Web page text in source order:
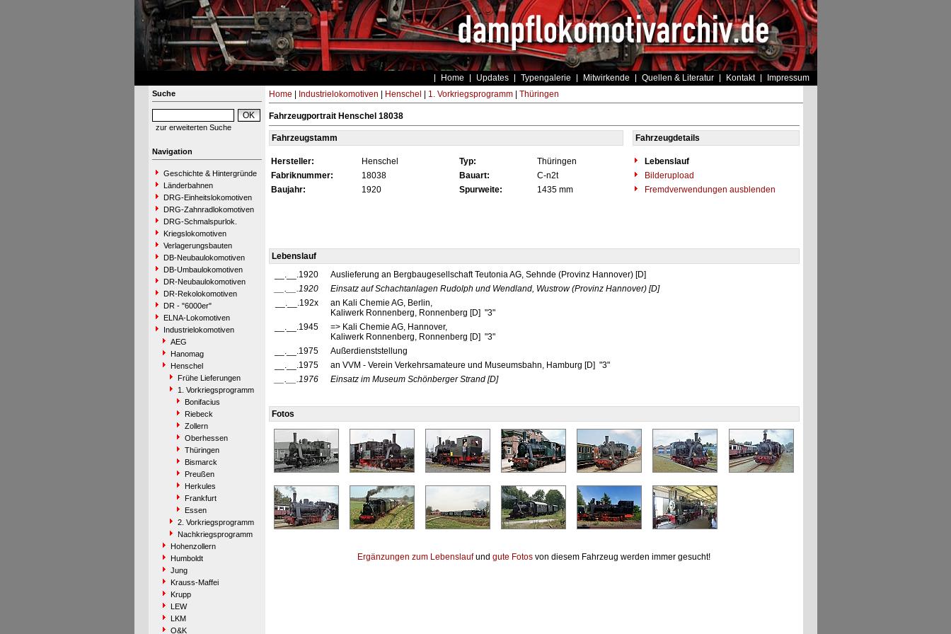
Home Updates Typengalerie Mitwirkende Quellen & Literatur Kontakt Impressum
Suche
zur erweiterten Suche
Navigation
Geschichte & Hintergründe
Länderbahnen
DRG-Einheitslokomotiven
DRG-Zahnradlokomotiven
DRG-Schmalspurlok.
Kriegslokomotiven
Verlagerungsbauten
DB-Neubaulokomotiven
DB-Umbaulokomotiven
DR-Neubaulokomotiven
DR-Rekolokomotiven
DR - "6000er"
ELNA-Lokomotiven
Industrielokomotiven
AEG
Hanomag
Henschel
Frühe Lieferungen
1. Vorkriegsprogramm
Bonifacius
Riebeck
Zollern
Oberhessen
Thüringen
Bismarck
Preußen
Herkules
Frankfurt
Essen
2. Vorkriegsprogramm
Nachkriegsprogramm
Hohenzollern
Humboldt
Jung
Krauss-Maffei
Krupp
LEW
LKM
O&K
Home Industrielokomotiven Henschel 1. Vorkriegsprogramm| Thüringen
Fahrzeugportrait Henschel 18038
Fahrzeugstamm Fahrzeugdetails
Hersteller: Henschel Typ: Thüringen
Lebenslauf
Fabriknummer:
18038 Bauart: C-n2t
Bilderupload
Baujahr:
1920 Spurweite: 1435 mm Fremdverwendungen ausblenden
Lebenslauf
__.__.1920
Auslieferung an Bergbaugesellschaft Teutonia AG, Sehnde (Provinz Hannover) [D]
__.__.1920
Einsatz auf Schachtanlagen Rudolph und Wendland, Wustrow (Provinz Hannover) [D]
__.__.192x
an Kali Chemie AG, Berlin,
Kaliwerk Ronnenberg, Ronnenberg [D] "3"
__.__.1945
=> Kali Chemie AG, Hannover,
Kaliwerk Ronnenberg, Ronnenberg [D] "3"
__.__.1975
Außerdienststellung
__.__.1975
an VVM - Verein Verkehrsamateure und Museumsbahn, Hamburg [D] "3"
__.__.1976
Einsatz im Museum Schönberger Strand [D]
Fotos
Ergänzungen zum Lebenslaufund gute Fotos von diesem Fahrzeug werden immer gesucht!